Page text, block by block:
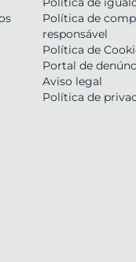
Política de
responsável
Política de
Portal de
Aviso legal
Política de